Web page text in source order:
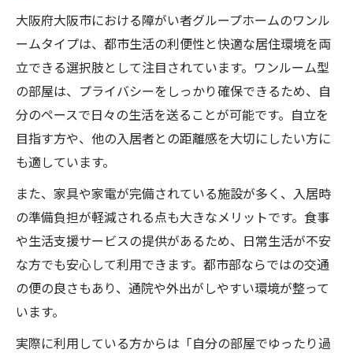
大阪府大阪市における障がい者グループホームのワンル
ームタイプは、都市生活の利便性と快適な居住環境を両
立できる選択肢として注目されています。ワンルーム型
の部屋は、プライバシーをしっかり確保できるため、自
分のペースで日々の生活を送ることが可能です。自立を
目指す方や、他の入居者との距離感を大切にしたい方に
も適しています。
また、家具や家電が完備されている施設が多く、入居時
の準備負担が軽減される点も大きなメリットです。食事
や生活支援サービスの提供があるため、日常生活が不安
な方でも安心して利用できます。都市部ならではの交通
の便の良さもあり、通院や外出がしやすい環境が整って
います。
実際に利用している方からは「自分の部屋でゆったり過